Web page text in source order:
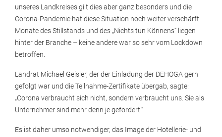
unseres Landkreises gilt dies aber ganz besonders und die
Corona-Pandemie hat diese Situation noch weiter verschärft.
Monate des Stillstands und des „Nichts tun Könnens“ liegen
hinter der Branche – keine andere war so sehr vom Lockdown
betroffen.
Landrat Michael Geisler, der der Einladung der DEHOGA gern
gefolgt war und die Teilnahme-Zertifikate übergab, sagte:
„Corona verbraucht sich nicht, sondern verbraucht uns. Sie als
Unternehmer sind mehr denn je gefordert.“
Es ist daher umso notwendiger, das Image der Hotellerie- und